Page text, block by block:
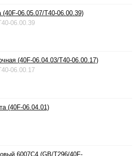
06.05.07/T40-06.00.39)
06.00.39
(40F-06.04.03/T40-06.00.17)
06.00.17
(40F-06.04.01)
6007C4 (GB/T296/40F-